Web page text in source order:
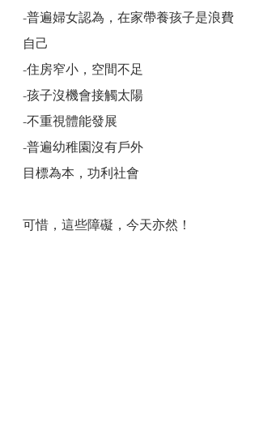
-普遍婦女認為，在家帶養孩子是浪費
自己
-住房窄小，空間不足
-孩子沒機會接觸太陽
-不重視體能發展
-普遍幼稚園沒有戶外
目標為本，功利社會
可惜，這些障礙，今天亦然！